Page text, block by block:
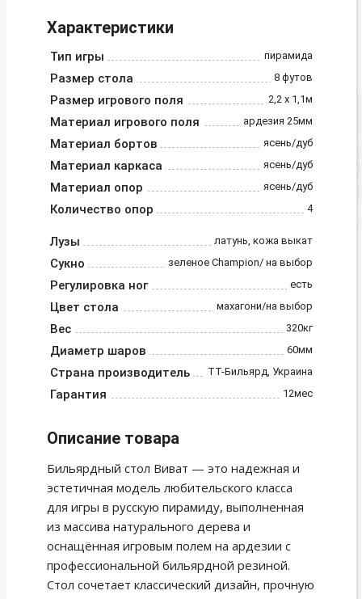
Характеристики
Тип игры пирамида
Размер стола 8 футов
Размер игрового поля 2,2 х 1,1м
Материал игрового поля ардезия 25мм
Материал бортов ясень/дуб
Материал каркаса ясень/дуб
Материал опор ясень/дуб
Количество опор 4
Лузы латунь, кожа выкат
Сукно зеленое Champion/ на выбор
Регулировка ног есть
Цвет стола махагони/на выбор
Вес 320кг
Диаметр шаров 60мм
Страна производитель ТТ-Бильярд, Украина
Гарантия 12мес
Описание товара
Бильярдный стол Виват — это надежная и
эстетичная модель любительского класса
для игры в русскую пирамиду, выполненная
из массива натурального дерева и
оснащённая игровым полем на ардезии с
профессиональной бильярдной резиной.
Стол сочетает классический дизайн, прочную